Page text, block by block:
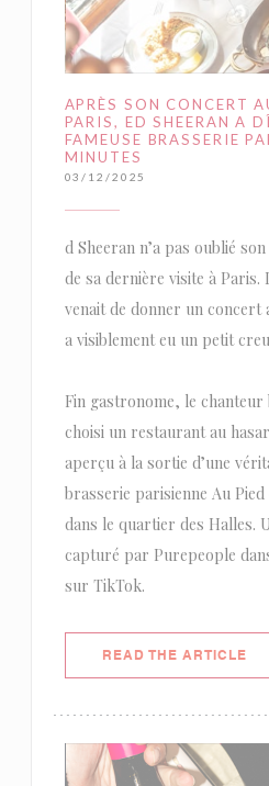
APRÈS SON CONCERT
PARIS, ED SHEERAN A
FAMEUSE BRASSERIE
MINUTES
03/12/2025
d Sheeran n’a pas oublié
de sa dernière visite à Paris.
venait de donner un concert
a visiblement eu un petit
Fin gastronome, le chanteur
choisi un restaurant au
aperçu à la sortie d’une
brasserie parisienne Au
dans le quartier des Halles.
capturé par Purepeople
sur TikTok.
READ THE ARTICLE